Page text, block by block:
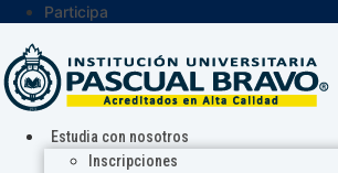
Participa
Estudia con nosotros
Inscripciones